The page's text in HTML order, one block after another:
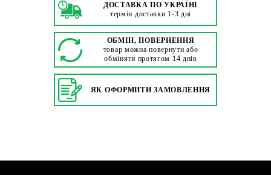
ДОСТАВКА ПО УКРАЇНІ
термін доставки 1-3 дні
ОБМІН, ПОВЕРНЕННЯ
товар можна повернути або
обміняти протягом 14 днів
ЯК ОФОРМИТИ ЗАМОВЛЕННЯ